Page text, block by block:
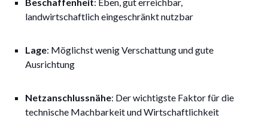
landwirtschaftlich eingeschränkt nutzbar
Lage: Möglichst wenig Verschattung und gute
Ausrichtung
Netzanschlussnähe: Der wichtigste Faktor für die
technische Machbarkeit und Wirtschaftlichkeit